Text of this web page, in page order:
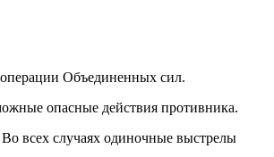
Объединенных сил.
опасные действия противника.
всех случаях одиночные выстрелы